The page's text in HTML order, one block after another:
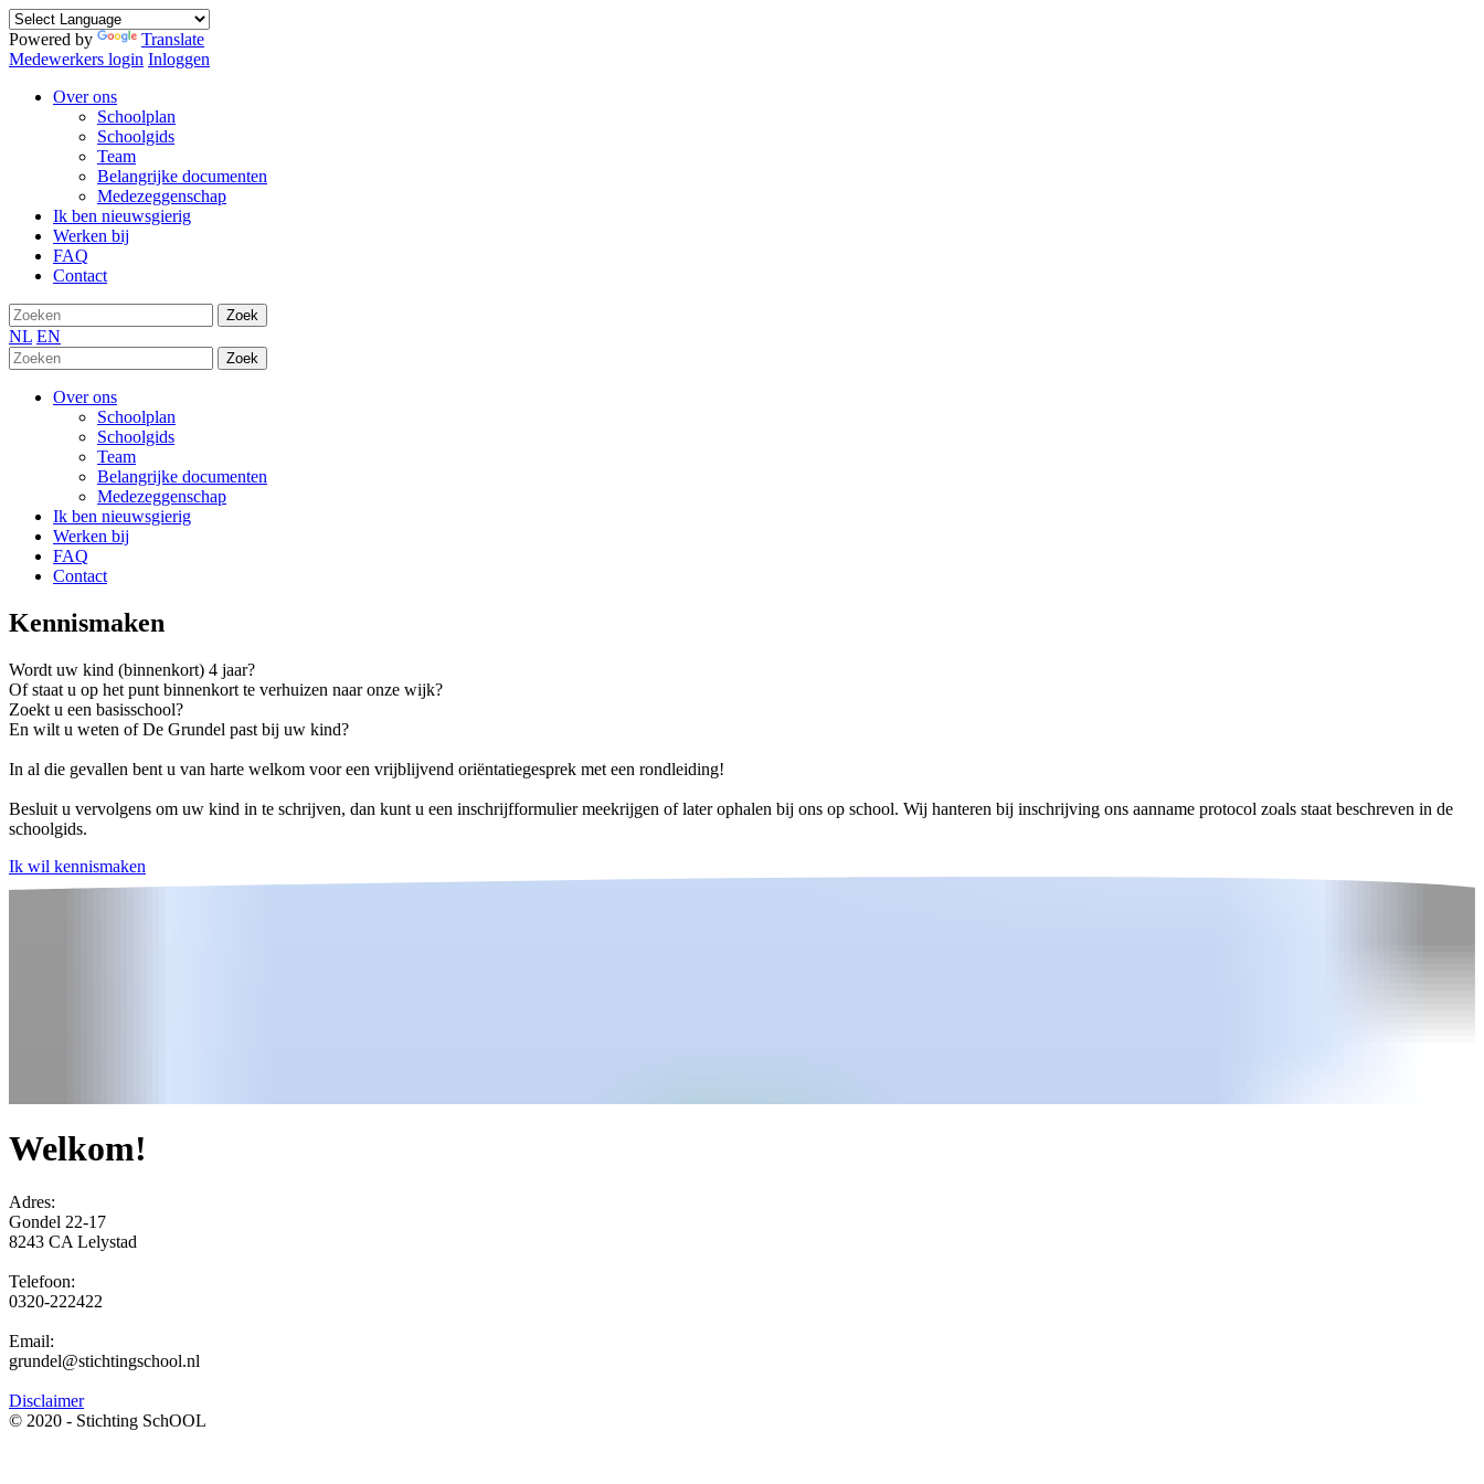
Powered by
Translate
Medewerkers login Inloggen
Over ons
Schoolplan
Schoolgids
Team
Belangrijke documenten
Medezeggenschap
Ik ben nieuwsgierig
Werken bij
FAQ
Contact
Zoek
NL EN
Zoek
Over ons
Schoolplan
Schoolgids
Team
Belangrijke documenten
Medezeggenschap
Ik ben nieuwsgierig
Werken bij
FAQ
Contact
Kennismaken
Wordt uw kind (binnenkort) 4 jaar?
Of staat u op het punt binnenkort te verhuizen naar onze wijk?
Zoekt u een basisschool?
En wilt u weten of De Grundel past bij uw kind?
In al die gevallen bent u van harte welkom voor een vrijblijvend oriëntatiegesprek met een rondleiding!
Besluit u vervolgens om uw kind in te schrijven, dan kunt u een inschrijfformulier meekrijgen of later ophalen bij ons op school. Wij hanteren bij inschrijving ons aanname protocol zoals staat beschreven in de
schoolgids.
Ik wil kennismaken
Welkom!
Adres:
Gondel 22-17
8243 CA Lelystad
Telefoon:
0320-222422
Email:
grundel@stichtingschool.nl
Disclaimer
© 2020 - Stichting SchOOL